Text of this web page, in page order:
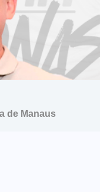
de Manaus